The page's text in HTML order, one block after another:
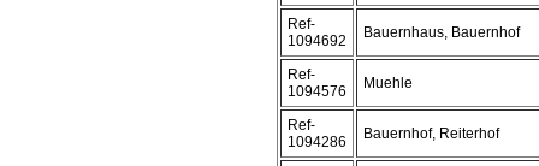
Ref-
1094692
Bauernhaus, Bauernhof
Ref-
1094576
Muehle
Ref-
1094286
Bauernhof, Reiterhof